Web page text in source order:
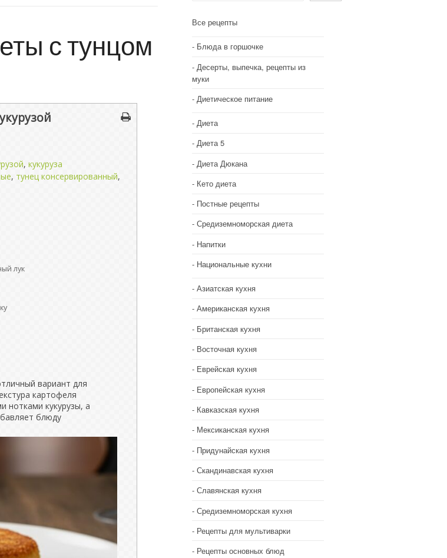
с тунцом
, кукуруза
, тунец консервированный,
лук
вариант для
картофеля
нотками кукурузы, а
блюду
Все рецепты
Блюда в горшочке
Десерты, выпечка, рецепты из
муки
Диетическое питание
Диета
Диета 5
Диета Дюкана
Кето диета
Постные рецепты
Средиземноморская диета
Напитки
Национальные кухни
Азиатская кухня
Американская кухня
Британская кухня
Восточная кухня
Еврейская кухня
Европейская кухня
Кавказская кухня
Мексиканская кухня
Придунайская кухня
Скандинавская кухня
Славянская кухня
Средиземноморская кухня
Рецепты для мультиварки
Рецепты основных блюд